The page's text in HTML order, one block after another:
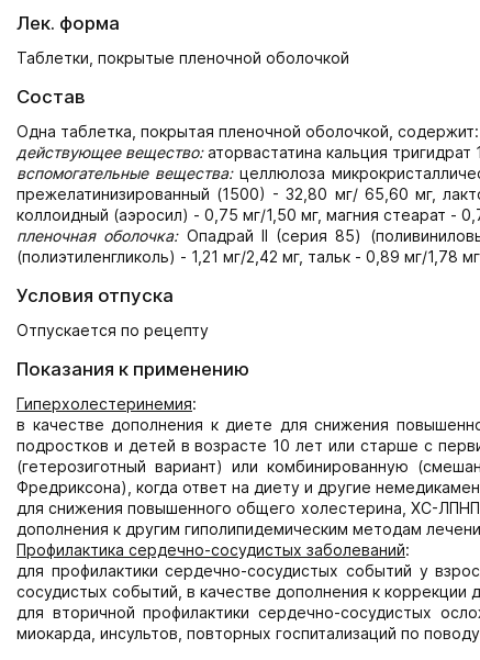
Лек. форма
Таблетки, покрытые пленочной оболочкой
Состав
Одна таблетка, покрытая пленочной оболочкой, содержит:
действующее вещество:аторвастатина кальция
вспомогательные вещества:целлюлоза
прежелатинизированный (1500) - 32,80 мг/ 65,60 мг,
коллоидный (аэросил) - 0,75 мг/1,50 мг, магния стеарат -
пленочная оболочка:Опадрай II (серия 85)
(полиэтиленгликоль) - 1,21 мг/2,42 мг, тальк - 0,89 мг/1,78
Условия отпуска
Отпускается по рецепту
Показания к применению
Гиперхолестеринемия:
в качестве дополнения к диете для снижения
подростков и детей в возрасте 10 лет или старше с
(гетерозиготный вариант) или комбинированную
Фредриксона), когда ответ на диету и другие
для снижения повышенного общего холестерина, ХС-
дополнения к другим гиполипидемическим методам
Профилактика сердечно-сосудистых заболеваний:
для профилактики сердечно-сосудистых событий у
сосудистых событий, в качестве дополнения к коррекции
для вторичной профилактики сердечно-сосудистых
миокарда, инсультов, повторных госпитализаций по